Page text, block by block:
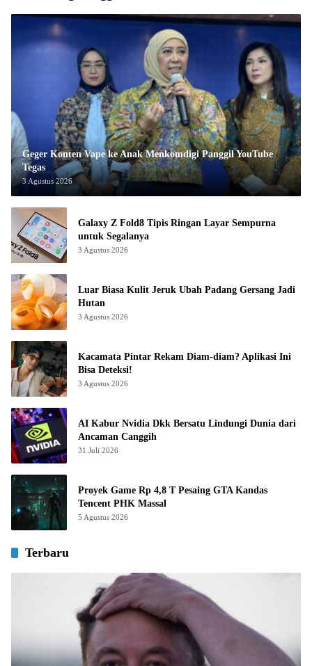
Geger Konten Vape ke Anak Menkomdigi Panggil YouTube
Tegas
3 Agustus 2026
Galaxy Z Fold8 Tipis Ringan Layar Sempurna
untuk Segalanya
3 Agustus 2026
Luar Biasa Kulit Jeruk Ubah Padang Gersang Jadi
Hutan
3 Agustus 2026
Kacamata Pintar Rekam Diam-diam? Aplikasi Ini
Bisa Deteksi!
3 Agustus 2026
AI Kabur Nvidia Dkk Bersatu Lindungi Dunia dari
Ancaman Canggih
31 Juli 2026
Proyek Game Rp 4,8 T Pesaing GTA Kandas
Tencent PHK Massal
5 Agustus 2026
Terbaru